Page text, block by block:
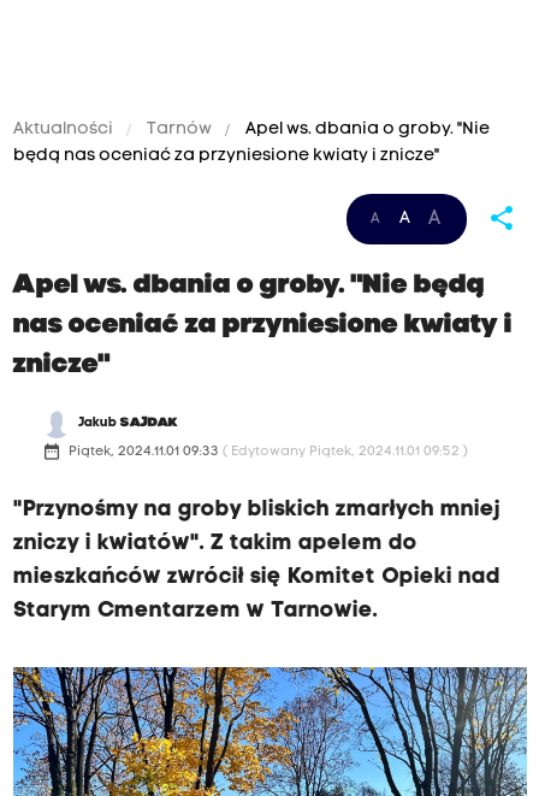
Aktualności Tarnów
Apel ws. dbania o groby. "Nie
będą nas oceniać za przyniesione kwiaty i znicze"
A A A share
Apel ws. dbania o groby. "Nie będą
nas oceniać za przyniesione kwiaty i
znicze"
JakubSAJDAK
date_range Piątek, 2024.11.01 09:33 ( Edytowany Piątek, 2024.11.01 09:52 )
"Przynośmy na groby bliskich zmarłych mniej
zniczy i kwiatów". Z takim apelem do
mieszkańców zwrócił się Komitet Opieki nad
Starym Cmentarzem w Tarnowie.